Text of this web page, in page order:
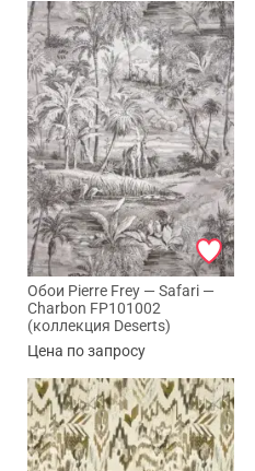
Обои Pierre Frey — Safari —
Charbon FP101002
(коллекция Deserts)
Цена по запросу